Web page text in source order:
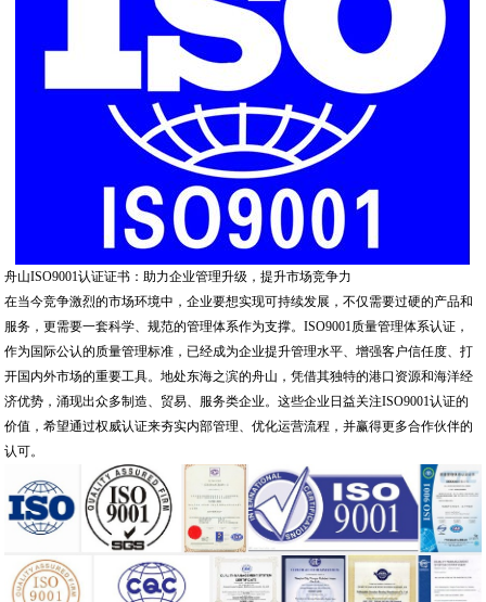
舟山ISO9001认证证书：助力企业管理升级，提升市场竞争力
在当今竞争激烈的市场环境中，企业要想实现可持续发展，不仅需要过硬的产品和
服务，更需要一套科学、规范的管理体系作为支撑。ISO9001质量管理体系认证，
作为国际公认的质量管理标准，已经成为企业提升管理水平、增强客户信任度、打
开国内外市场的重要工具。地处东海之滨的舟山，凭借其独特的港口资源和海洋经
济优势，涌现出众多制造、贸易、服务类企业。这些企业日益关注ISO9001认证的
价值，希望通过权威认证来夯实内部管理、优化运营流程，并赢得更多合作伙伴的
认可。